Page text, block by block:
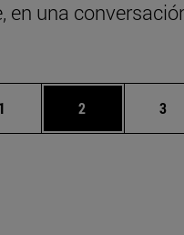
en una
Página
1 Página
2 3